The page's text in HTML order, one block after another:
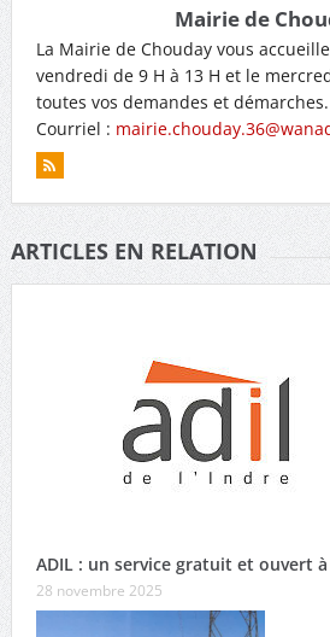
Mairie de
La Mairie de Chouday vous
vendredi de 9 H à 13 H et le
toutes vos demandes et
Courriel :
ARTICLES EN RELATION
ADIL : un service gratuit et ouvert
28 novembre 2025